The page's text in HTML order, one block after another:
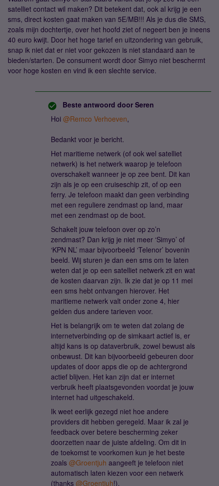
satelliet contact wil maken? Dit betekent dat, ook al krijg je een
sms, direct kosten gaat maken van 5E/MB!!! Als je dus die SMS,
zoals mijn dochtertje, over het hoofd ziet of negeert ben je ineens
40 euro kwijt. Door het hoge tarief en uitzondering van gebruik,
snap ik niet dat er niet voor gekozen is niet standaard aan te
bieden/starten. De consument wordt door Simyo niet beschermt
voor hoge kosten en vind ik een slechte service.
Beste antwoord door Seren
Hoi @Remco Verhoeven,
Bedankt voor je bericht.
Het maritieme netwerk (of ook wel satelliet
netwerk) is het netwerk waarop je telefoon
overschakelt wanneer je op zee bent. Dit kan
zijn als je op een cruiseschip zit, of op een
ferry. Je telefoon maakt dan geen verbinding
met een reguliere zendmast op land, maar
met een zendmast op de boot.
Schakelt jouw telefoon over op zo’n
zendmast? Dan krijg je niet meer ‘Simyo’ of
‘KPN NL’ maar bijvoorbeeld ‘Telenor’ bovenin
beeld. Wij sturen je dan een sms om te laten
weten dat je op een satelliet netwerk zit en wat
de kosten daarvan zijn. Ik zie dat je op 11 mei
een sms hebt ontvangen hierover. Het
maritieme netwerk valt onder zone 4, hier
gelden dus andere tarieven voor.
Het is belangrijk om te weten dat zolang de
internetverbinding op de simkaart actief is, er
altijd kans is op dataverbruik, zowel bewust als
onbewust. Dit kan bijvoorbeeld gebeuren door
updates of door apps die op de achtergrond
actief blijven. Het kan zijn dat er internet
verbruik heeft plaatsgevonden voordat je jouw
internet had uitgeschakeld.
Ik weet eerlijk gezegd niet hoe andere
providers dit hebben geregeld. Maar ik zal je
feedback over betere bescherming zeker
doorzetten naar de juiste afdeling. Om dit in
de toekomst te voorkomen kun je het beste
zoals @Groentjuh aangeeft je telefoon niet
automatisch laten kiezen voor een netwerk
(thanks @Groentjuh!).